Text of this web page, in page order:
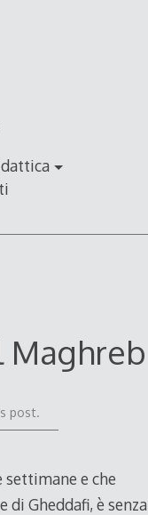
post.
e che
Gheddafi, è senza